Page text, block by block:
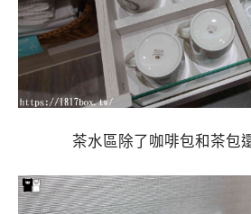
茶水區除了咖啡包和茶包